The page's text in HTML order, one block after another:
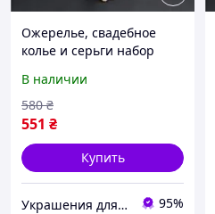
Ожерелье, свадебное
колье и серьги набор
В наличии
551 ₴
580 ₴
Купить
Украшения для волос - Интернет магазин Tiarav.com.ua 95%